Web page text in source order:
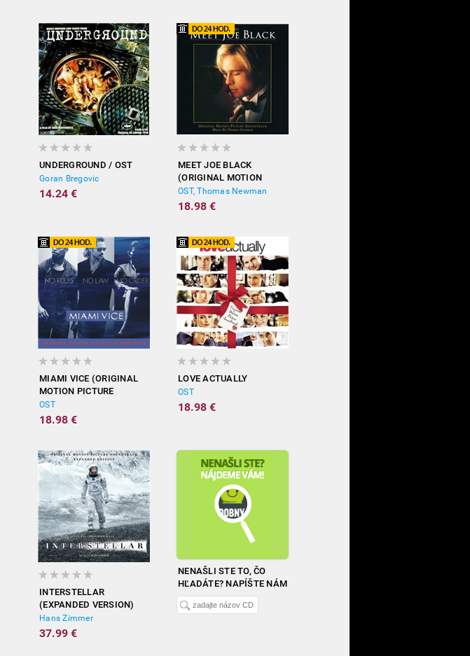
UNDERGROUND / OST
Goran Bregovic
14.24 €
MEET JOE BLACK
(ORIGINAL MOTION
PICTURE SOUNDTRACK)
OST, Thomas Newman
18.98 €
MIAMI VICE (ORIGINAL
MOTION PICTURE
SOUNDTRACK)
OST
18.98 €
LOVE ACTUALLY
OST
18.98 €
INTERSTELLAR
(EXPANDED VERSION)
Hans Zimmer
37.99 €
NENAŠLI STE TO, ČO
HĽADÁTE? NAPÍŠTE NÁM